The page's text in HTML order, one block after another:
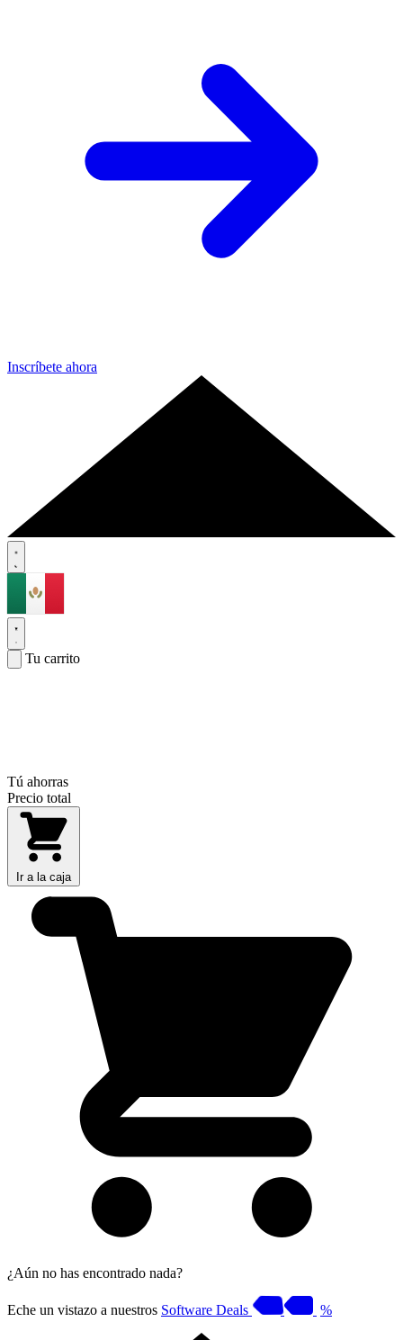
Inscríbete ahora
Tu carrito
Tú ahorras
Precio total
Ir a la caja
¿Aún no has encontrado nada?
Eche un vistazo a nuestros Software Deals %